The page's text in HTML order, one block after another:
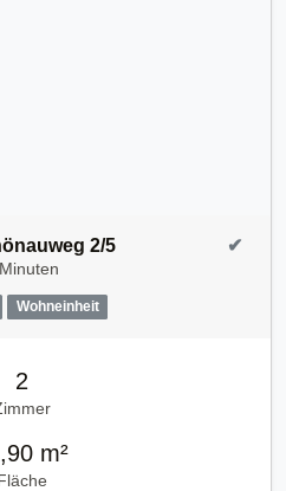
2/5
Wohneinheit
✔
2
m²